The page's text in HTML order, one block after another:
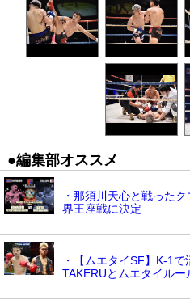
●編集部オススメ
・那須川天心と戦った
界王座戦に決定
・【ムエタイSF】K-1で
TAKERUとムエタイルー